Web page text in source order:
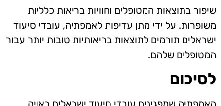
שיפור בתוצאות המטופלים וחוויות בריאות כלליות
משופרות. על ידי מתן עדיפות לאמפתיה, עובדי סיעוד
ישראלים תורמים לתוצאות בריאותיות טובות יותר עבור
המטופלים שלהם.
לסיכום
האמפתיה שמפגינים עובדי סיעוד ישראלים ראויה